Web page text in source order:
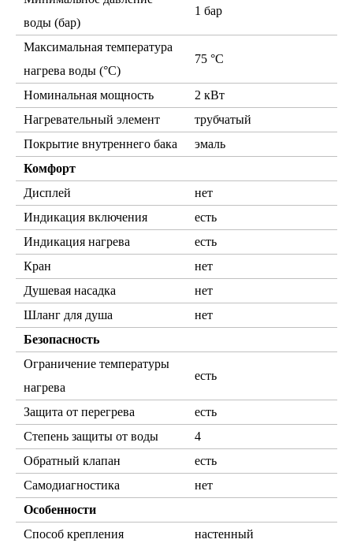
воды (бар)
1 бар
Максимальная температура
нагрева воды (°С)
75 °С
Номинальная мощность
2 кВт
Нагревательный элемент
трубчатый
Покрытие внутреннего бака
эмаль
Комфорт
Дисплей
нет
Индикация включения
есть
Индикация нагрева
есть
Кран
нет
Душевая насадка
нет
Шланг для душа
нет
Безопасность
Ограничение температуры
нагрева
есть
Защита от перегрева
есть
Степень защиты от воды
4
Обратный клапан
есть
Самодиагностика
нет
Особенности
Способ крепления
настенный